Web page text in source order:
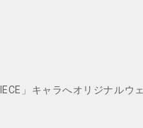
」キャラへオリジナルウ